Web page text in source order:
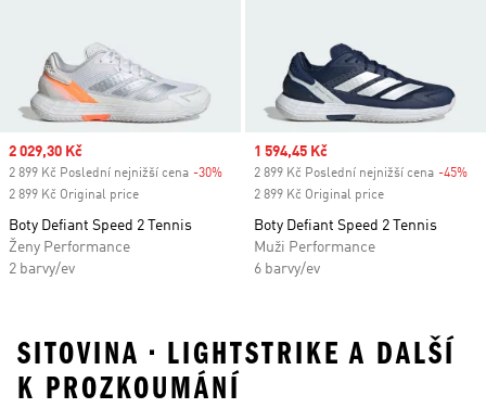
Sale price
2 029,30 Kč
2 899 Kč Poslední nejnižší cena -30% Discount
2 899 Kč Original price
Boty Defiant Speed 2 Tennis
Ženy Performance
2 barvy/ev
Sale price
1 594,45 Kč
2 899 Kč Poslední nejnižší cena -45%
2 899 Kč Original price
Boty Defiant Speed 2 Tennis
Muži Performance
6 barvy/ev
SITOVINA • LIGHTSTRIKE A DALŠÍ
K PROZKOUMÁNÍ